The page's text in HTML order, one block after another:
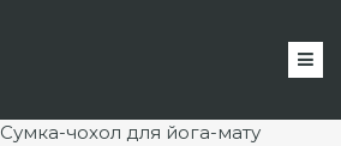
Сумка-чохол для йога-мату